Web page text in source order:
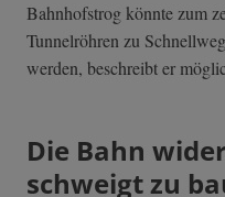
Bahnhofstrog könnte zum
Tunnelröhren zu
werden, beschreibt er
Die Bahn
schweigt zu